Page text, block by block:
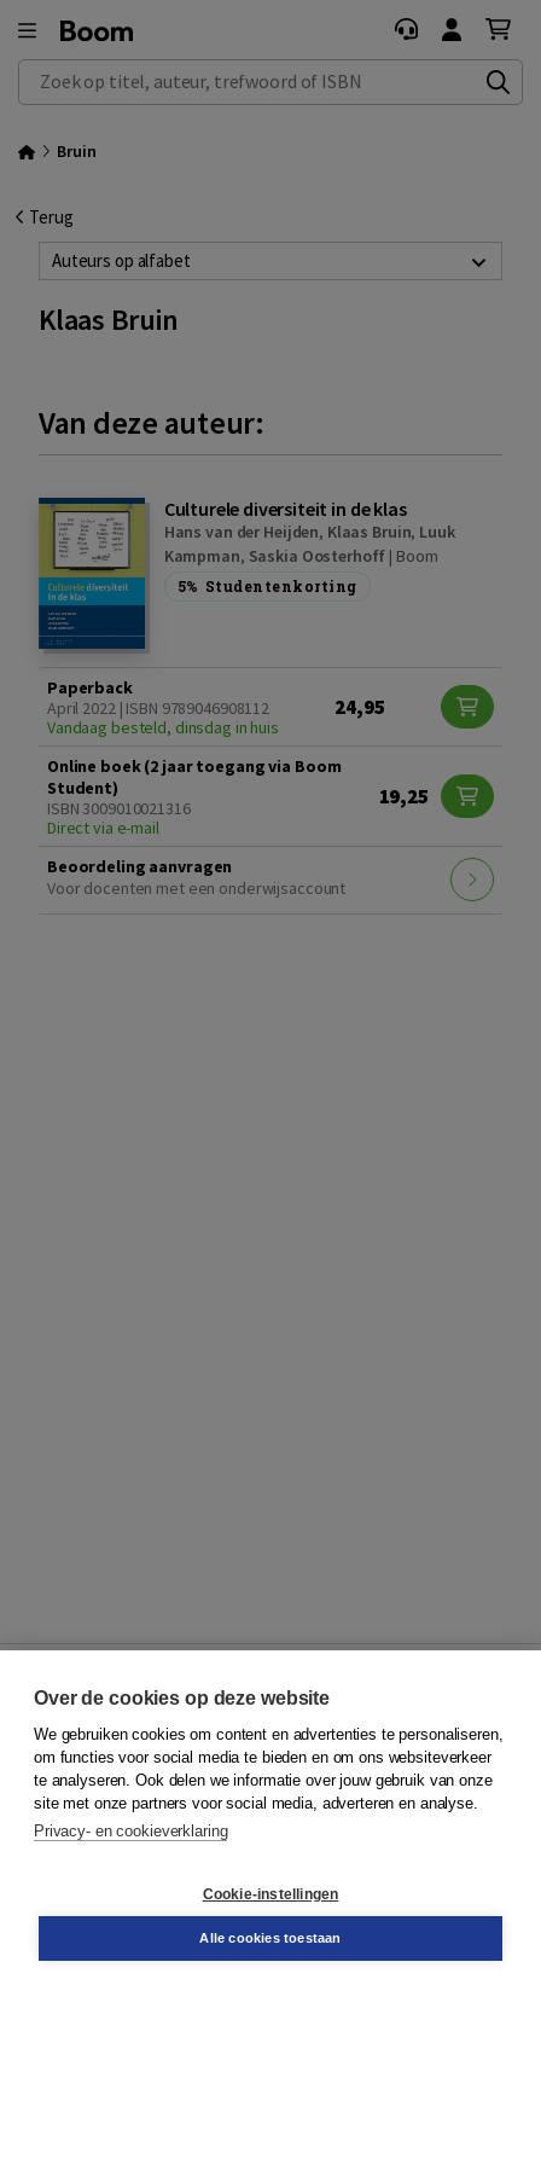
Zoek op titel, auteur, trefwoord of ISBN
Bruin
Terug
Auteurs op alfabet
Klaas Bruin
Van deze auteur:
Culturele diversiteit in de klas
Hans van der Heijden, Klaas Bruin, Luuk
Kampman, Saskia Oosterhoff | Boom
5% Studentenkorting
Paperback
April 2022 | ISBN 9789046908112
Vandaag besteld, dinsdag in huis
24,95
Online boek (2 jaar toegang via Boom
Student)
ISBN 3009010021316
Direct via e-mail
19,25
Beoordeling aanvragen
Voor docenten met een onderwijsaccount
© 2026Koninklijke Boom uitgevers
Klantenservice
Service & informatie
Contact
Over de cookies op deze website
We gebruiken cookies om content en advertenties te personaliseren,
om functies voor social media te bieden en om ons websiteverkeer
te analyseren. Ook delen we informatie over jouw gebruik van onze
site met onze partners voor social media, adverteren en analyse.
Privacy- en cookieverklaring
Cookie-instellingen
Alle cookies toestaan